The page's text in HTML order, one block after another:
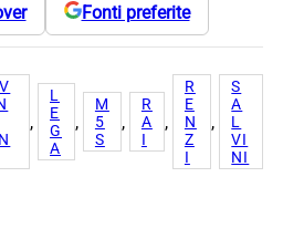
Fonti preferite
,
L
E
G
A
,
M
5
S
,
R
A
I
,
R
E
N
Z
I
,
S
A
L
VI
NI